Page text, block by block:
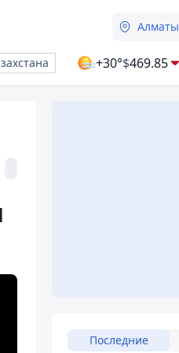
Алматы
+30°$469.85
Последние